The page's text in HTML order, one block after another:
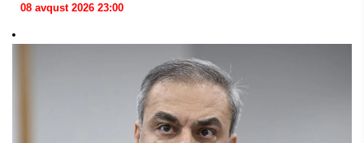
08 avqust 2026 23:00